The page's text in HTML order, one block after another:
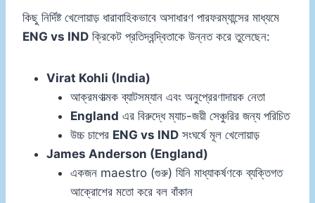
কিছু নির্দিষ্ট খেলোয়াড় ধারাবাহিকভাবে অসাধারণ পারফরম্যান্সের মাধ্যমে
ENG vs IND ক্রিকেট প্রতিদ্বন্দ্বিতাকে উন্নত করে তুলেছেন:
Virat Kohli (India)
আক্রমণাত্মক ব্যাটসম্যান এবং অনুপ্রেরণাদায়ক নেতা
England এর বিরুদ্ধে ম্যাচ-জয়ী সেঞ্চুরির জন্য পরিচিত
উচ্চ চাপের ENG vs IND সংঘর্ষে মূল খেলোয়াড়
James Anderson (England)
একজন maestro (গুরু) যিনি মাধ্যাকর্ষণকে ব্যক্তিগত
আক্রোশের মতো করে বল বাঁকান